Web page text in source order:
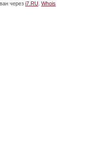
через i7.RU Whois